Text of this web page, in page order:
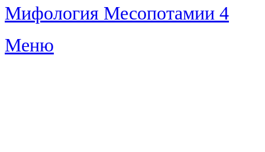
Мифология Месопотамии 4
Меню